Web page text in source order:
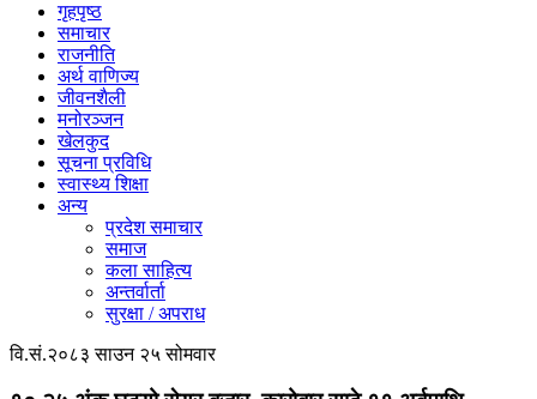
गृहपृष्ठ
समाचार
राजनीति
अर्थ वाणिज्य
जीवनशैली
मनोरञ्जन
खेलकुद
सूचना प्रविधि
स्वास्थ्य शिक्षा
अन्य
प्रदेश समाचार
समाज
कला साहित्य
अन्तर्वार्ता
सुरक्षा / अपराध
वि.सं.२०८३ साउन २५ सोमवार